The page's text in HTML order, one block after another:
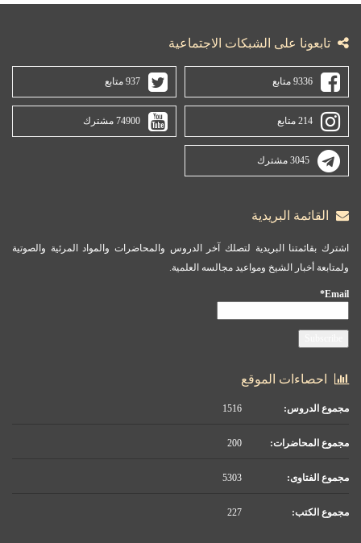
تابعونا على الشبكات الاجتماعية
9336 متابع 937 متابع
214 متابع 74900 مشترك
3045 مشترك
القائمة البريدية
اشترك بقائمتنا البريدية لتصلك آخر الدروس والمحاضرات والمواد المرئية والصوتية
ولمتابعة أخبار الشيخ ومواعيد مجالسه العلمية.
Email*
احصاءات الموقع
مجموع الدروس:
مجموع المحاضرات:
مجموع الفتاوى:
مجموع الكتب: